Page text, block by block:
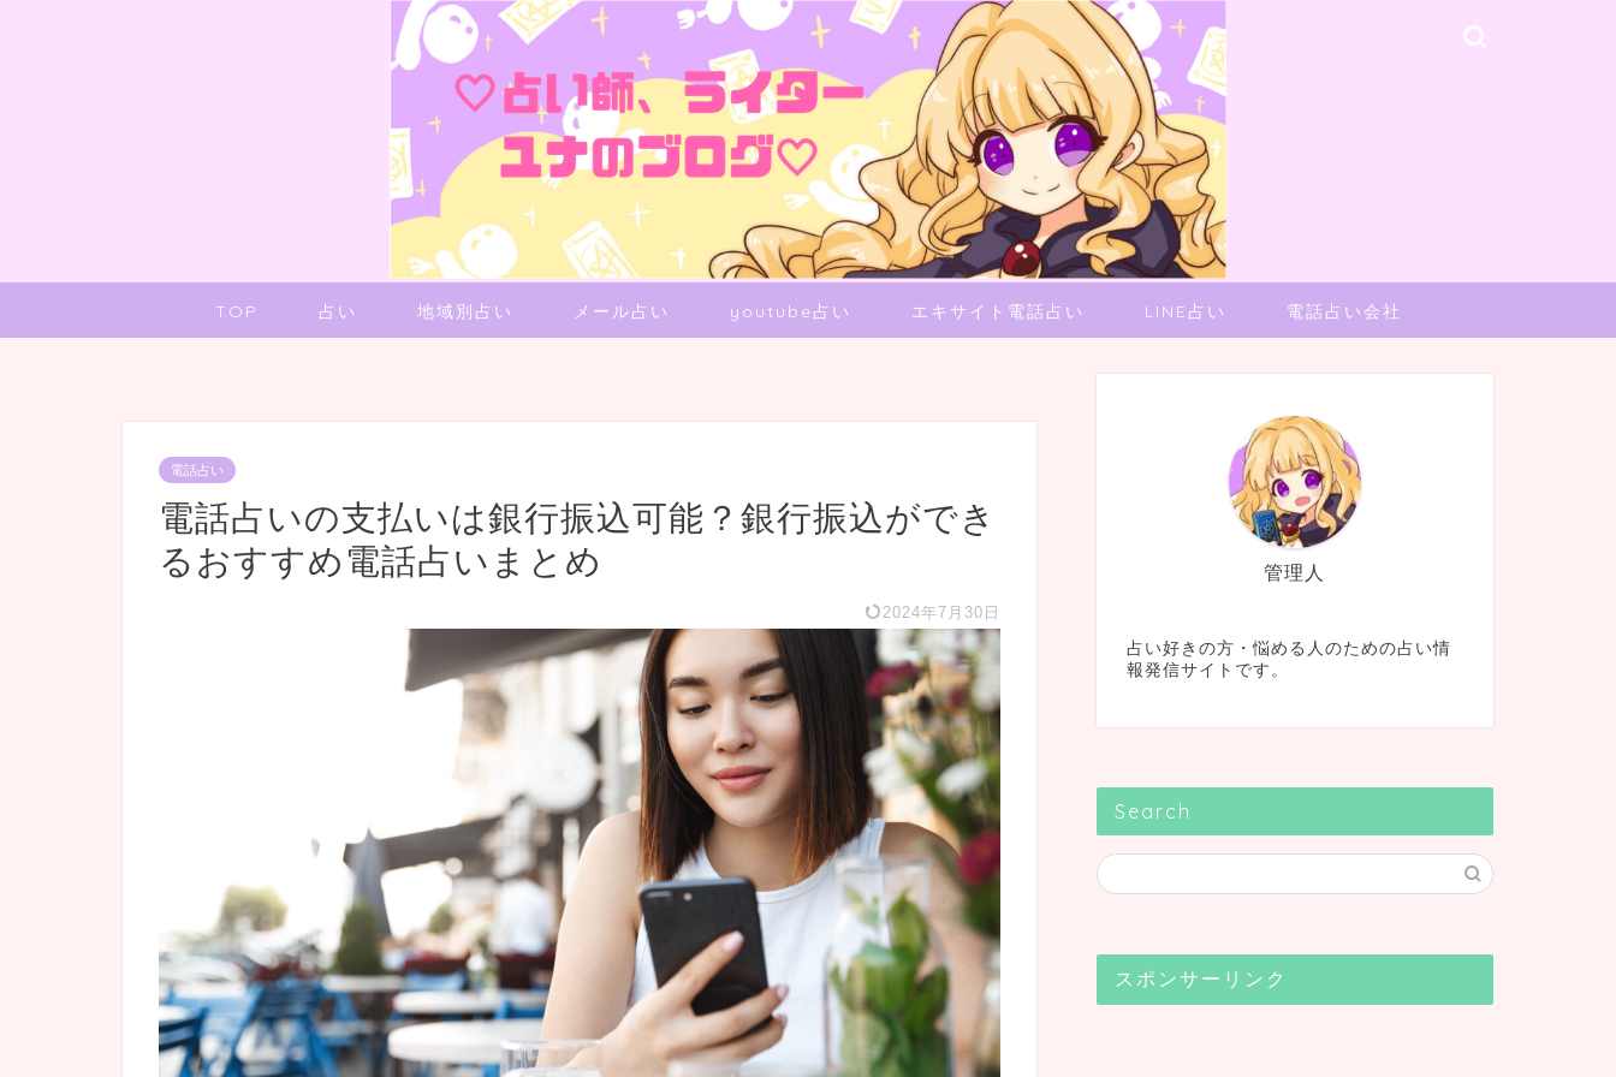
TOP 占い 地域別占い メール占い youtube占い エキサイト電話占い LINE占い 電話占い会社
電話占い
電話占いの支払いは銀行振込可能？銀行振込ができ
るおすすめ電話占いまとめ
2024年7月30日
管理人
占い好きの方・悩める人のための占い情
報発信サイトです。
Search
スポンサーリンク